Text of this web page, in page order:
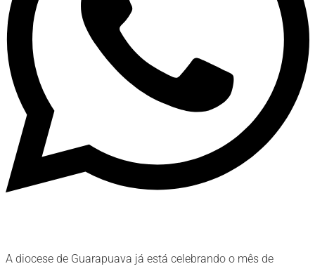
A diocese de Guarapuava já está celebrando o mês de